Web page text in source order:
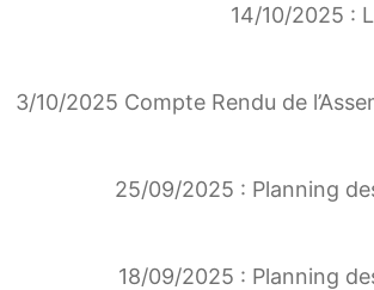
14/10/2025 :
3/10/2025 Compte Rendu de
25/09/2025 : Planning
18/09/2025 : Planning